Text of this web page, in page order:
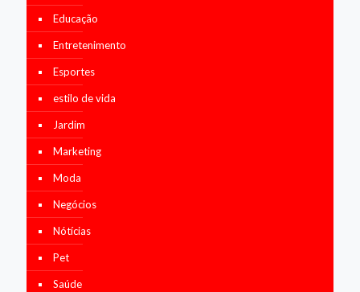
Educação
Entretenimento
Esportes
estilo de vida
Jardim
Marketing
Moda
Negócios
Nótícias
Pet
Saúde